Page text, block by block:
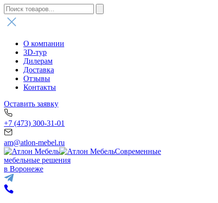
О компании
3D-тур
Дилерам
Доставка
Отзывы
Контакты
Оставить заявку
+7 (473) 300-31-01
am@atlon-mebel.ru
Современные
мебельные решения
в Воронеже